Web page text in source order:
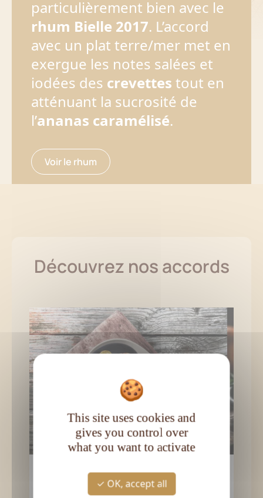
particulièrement bien avec le
rhum Bielle 2017. L’accord
avec un plat terre/mer met en
exergue les notes salées et
iodées des crevettes tout en
atténuant la sucrosité de
l’ananas caramélisé.
Voir le rhum
Découvrez nos accords
Brochettes de gambas snackées à
l’ananas caramélisé
This site uses cookies and
gives you control over
what you want to activate
OK, accept all